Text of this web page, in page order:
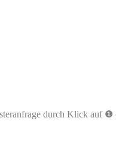
durch Klick auf